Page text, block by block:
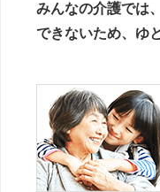
みんなの介護では
できないため、ゆ